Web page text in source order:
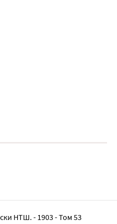
НТШ. - 1903 - Том 53